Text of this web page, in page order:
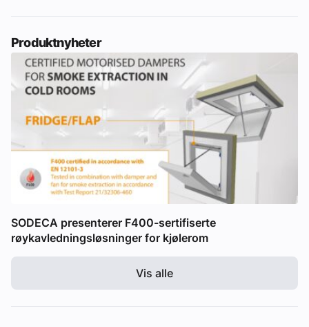
Produktnyheter
SODECA presenterer F400-sertifiserte
røykavledningsløsninger for kjølerom
Vis alle